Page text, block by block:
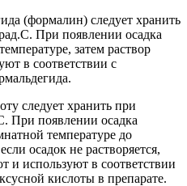
(формалин) следует хранить
При появлении осадка
затем раствор
в соответствии с
следует хранить при
При появлении осадка
температуре до
осадок не растворяется,
и используют в соответствии
кислоты в препарате.